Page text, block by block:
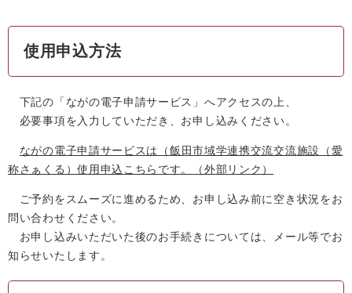
使用申込方法
下記の「ながの電子申請サービス」へアクセスの上、
必要事項を入力していただき、お申し込みください。
ながの電子申請サービスは（飯田市域学連携交流交流施設（愛
称さぁくる）使用申込こちらです。
（外部リンク）
ご予約をスムーズに進めるため、お申し込み前に空き状況をお
問い合わせください。
お申し込みいただいた後のお手続きについては、メール等でお
知らせいたします。